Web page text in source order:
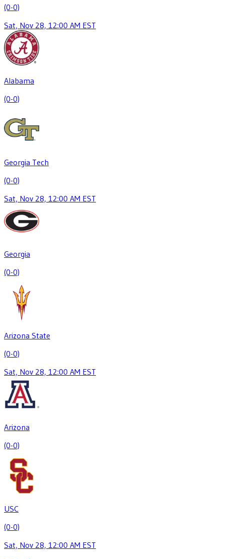
(0-0)
Sat, Nov 28, 12:00 AM EST
Alabama
(0-0)
Georgia Tech
(0-0)
Sat, Nov 28, 12:00 AM EST
Georgia
(0-0)
Arizona State
(0-0)
Sat, Nov 28, 12:00 AM EST
Arizona
(0-0)
USC
(0-0)
Sat, Nov 28, 12:00 AM EST